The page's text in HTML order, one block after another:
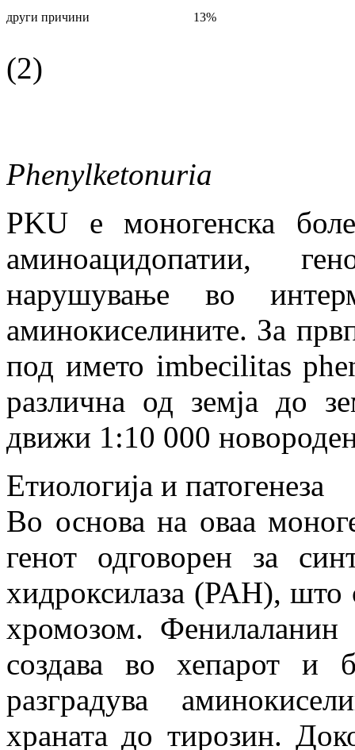
други причини 13%
(2)
Phenylketonuria
PKU е моногенска
аминоацидопатии,
нарушување во
аминокиселините. За
под името imbecilitas
различна од земја до
движи 1:10 000
Етиологија и патогенеза
Во основа на оваа
генот одговорен за
хидроксилаза (PAH), што
хромозом.
создава во хепарот и
разградува
храната до тирозин.